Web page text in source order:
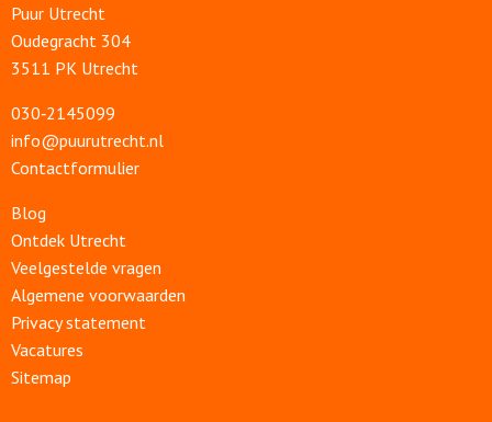
Puur Utrecht
Oudegracht 304
3511 PK Utrecht
030‑2145099
info@puurutrecht.nl
Contactformulier
Blog
Ontdek Utrecht
Veelgestelde vragen
Algemene voorwaarden
Privacy statement
Vacatures
Sitemap